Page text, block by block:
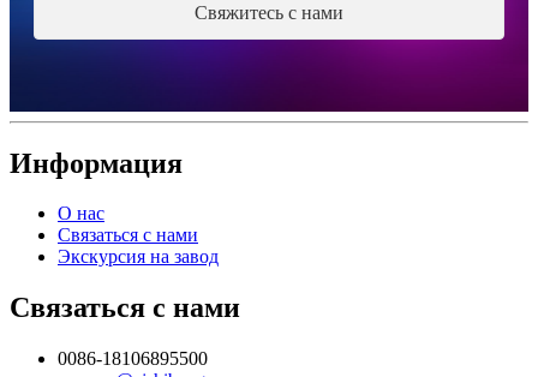
Свяжитесь с нами
Информация
О нас
Связаться с нами
Экскурсия на завод
Связаться с нами
0086-18106895500